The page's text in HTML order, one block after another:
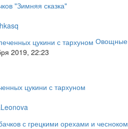
"Зимняя сказка"
Овощные
2019, 22:23
цукини с тархуном